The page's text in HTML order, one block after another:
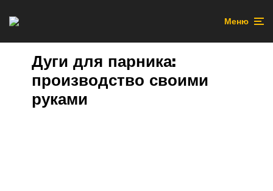
Меню
Дуги для парника:
производство своими
руками